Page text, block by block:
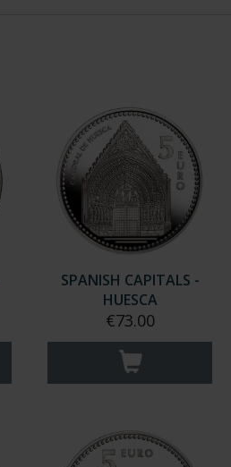
SPANISH CAPITALS -
HUESCA
€73.00